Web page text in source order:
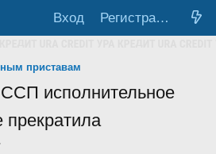
Вход Регистрация
приставам
исполнительное
прекратила